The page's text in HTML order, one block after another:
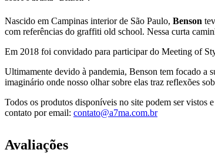
Nascido em Campinas interior de São Paulo, Benson
com referências do graffiti old school. Nessa curta
Em 2018 foi convidado para participar do Meeting of
Ultimamente devido à pandemia, Benson tem focado a
imaginário onde nosso olhar sobre elas traz reflexões
Todos os produtos disponíveis no site podem ser vistos
contato por email: contato@a7ma.com.br
Avaliações